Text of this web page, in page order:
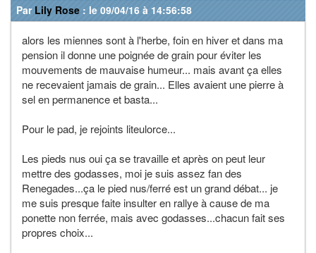
Par Lily Rose : le 09/04/16 à 14:56:58
alors les miennes sont à l'herbe, foin en hiver et dans ma
pension il donne une poignée de grain pour éviter les
mouvements de mauvaise humeur... mais avant ça elles
ne recevaient jamais de grain... Elles avaient une pierre à
sel en permanence et basta...
Pour le pad, je rejoints liteulorce...
Les pieds nus oui ça se travaille et après on peut leur
mettre des godasses, moi je suis assez fan des
Renegades...ça le pied nus/ferré est un grand débat... je
me suis presque faite insulter en rallye à cause de ma
ponette non ferrée, mais avec godasses...chacun fait ses
propres choix...